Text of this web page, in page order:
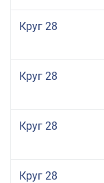
Круг 28
Круг 28
Круг 28
Круг 28